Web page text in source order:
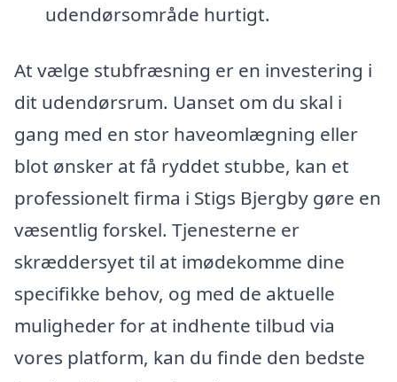
udendørsområde hurtigt.
At vælge stubfræsning er en investering i
dit udendørsrum. Uanset om du skal i
gang med en stor haveomlægning eller
blot ønsker at få ryddet stubbe, kan et
professionelt firma i Stigs Bjergby gøre en
væsentlig forskel. Tjenesterne er
skræddersyet til at imødekomme dine
specifikke behov, og med de aktuelle
muligheder for at indhente tilbud via
vores platform, kan du finde den bedste